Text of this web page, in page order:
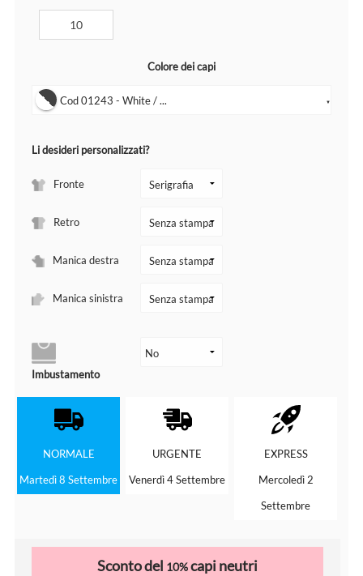
Colore dei capi
Cod 01243 - White / ... ▼
Li desideri personalizzati?
Fronte
Retro
Manica destra
Manica sinistra
Imbustamento
NORMALE
Martedì 8 Settembre
URGENTE
Venerdì 4 Settembre
EXPRESS
Mercoledì 2
Settembre
Sconto del 10%capi neutri